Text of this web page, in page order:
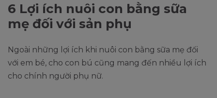
6 Lợi ích nuôi con bằng sữa
mẹ đối với sản phụ
Ngoài những lợi ích khi nuôi con bằng sữa mẹ đối
với em bé, cho con bú cũng mang đến nhiều lợi ích
cho chính người phụ nữ.